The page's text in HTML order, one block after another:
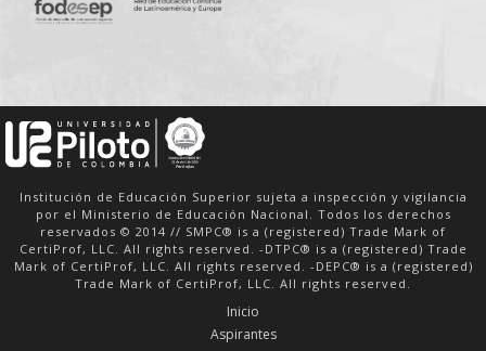
Institución de Educación Superior sujeta a inspección y vigilancia
por el Ministerio de Educación Nacional. Todos los derechos
reservados © 2014 // SMPC® is a (registered) Trade Mark of
CertiProf, LLC. All rights reserved. -DTPC® is a (registered) Trade
Mark of CertiProf, LLC. All rights reserved. -DEPC® is a (registered)
Trade Mark of CertiProf, LLC. All rights reserved.
Inicio
Aspirantes